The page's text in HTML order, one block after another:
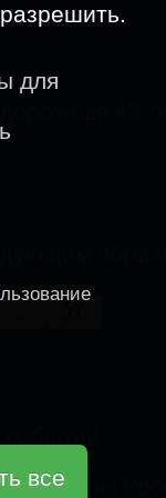
Горы
для
все